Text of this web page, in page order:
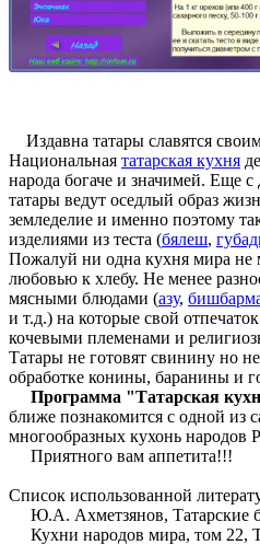
Издавна татары славятся
Национальная татарская кухня
народа богаче и значимей. Еще
татары ведут оседлый образ
земледелие и именно поэтому
изделиями из теста (бялеш,
Пожалуй ни одна кухня мира не
любовью к хлебу. Не менее
мясными блюдами (азу,
и т.д.) на которые свой
кочевыми племенами и
Татары не готовят свинину но
обработке конины, баранины и
Программа "Татарская
ближе познакомится с одной из
многообразных кухонь народов
Приятного вам аппетита!!!
Список использованной
Ю.А. Ахметзянов, Татарские
Кухни народов мира, том 22,